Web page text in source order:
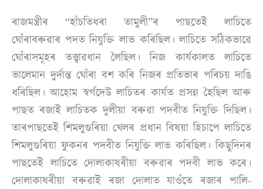
ৰাজমন্ত্ৰীৰ “হাঁচতিধৰা তামুলী”ৰ পাছতেই লাচিতে
ঘোঁৰাবৰুৱাৰ পদত নিযুক্তি লাভ কৰিছিল। লাচিতে সঠিকভাৱে
ঘোঁৰাসমূহৰ তত্ত্বাৱধান লৈছিল। নিজ কাৰ্যকালত লাচিতে
ভালেমান দুৰ্দান্ত ঘোঁৰা বশ কৰি নিজৰ প্ৰতিভাৰ পৰিচয় দাঙি
ধৰিছিল। আহোম স্বৰ্গদেউ লাচিতৰ কাৰ্যত প্ৰসন্ন হৈছিল আৰু
পাছত ৰজাই লাচিতক দুলীয়া বৰুৱা পদবীত নিযুক্তি দিছিল।
তাৰপাছতেই শিমলুগুৰিয়া খেলৰ প্ৰধান বিষয়া হিচাপে লাচিতে
শিমলুগুৰিয়া ফুকনৰ পদবীত নিযুক্তি লাভ কৰিছিল। কিছুদিনৰ
পাছতেই লাচিতে দোলাকাষৰীয়া বৰুৱাৰ পদবী লাভ কৰে।
দোলাকাষৰীয়া বৰুৱাই ৰজা দোলাত যাওঁতে ৰজাৰ পালি-